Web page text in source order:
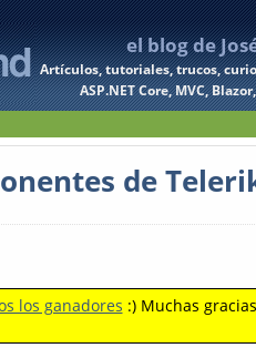
el blog de
Artículos, tutoriales, trucos,
ASP.NET Core, MVC,
de
los ganadores :) Muchas